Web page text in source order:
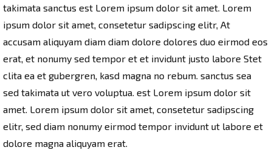
takimata sanctus est Lorem ipsum dolor sit amet. Lorem
ipsum dolor sit amet, consetetur sadipscing elitr, At
accusam aliquyam diam diam dolore dolores duo eirmod eos
erat, et nonumy sed tempor et et invidunt justo labore Stet
clita ea et gubergren, kasd magna no rebum. sanctus sea
sed takimata ut vero voluptua. est Lorem ipsum dolor sit
amet. Lorem ipsum dolor sit amet, consetetur sadipscing
elitr, sed diam nonumy eirmod tempor invidunt ut labore et
dolore magna aliquyam erat.